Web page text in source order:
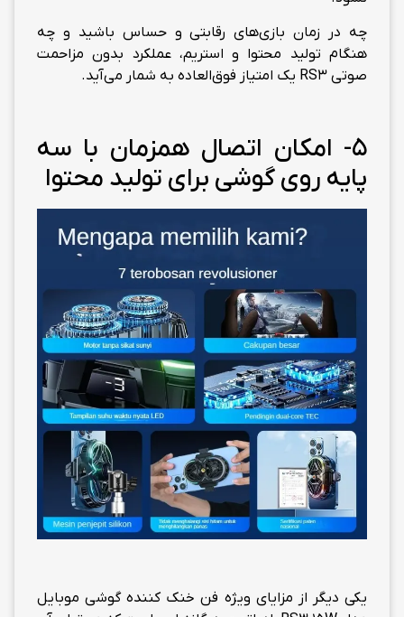
چه در زمان بازی‌های رقابتی و حساس باشید و چه
هنگام تولید محتوا و استریم، عملکرد بدون مزاحمت
صوتی RS3 یک امتیاز فوق‌العاده به شمار می‌آید.
5- امکان اتصال همزمان با سه
پایه روی گوشی برای تولید محتوا
یکی دیگر از مزایای ویژه فن خنک کننده گوشی موبایل